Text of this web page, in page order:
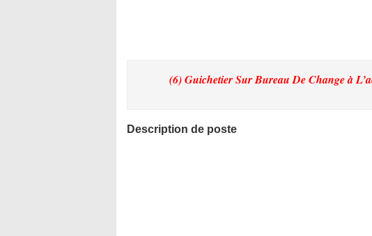
(6) Guichetier Sur Bureau De Change à
Description de poste